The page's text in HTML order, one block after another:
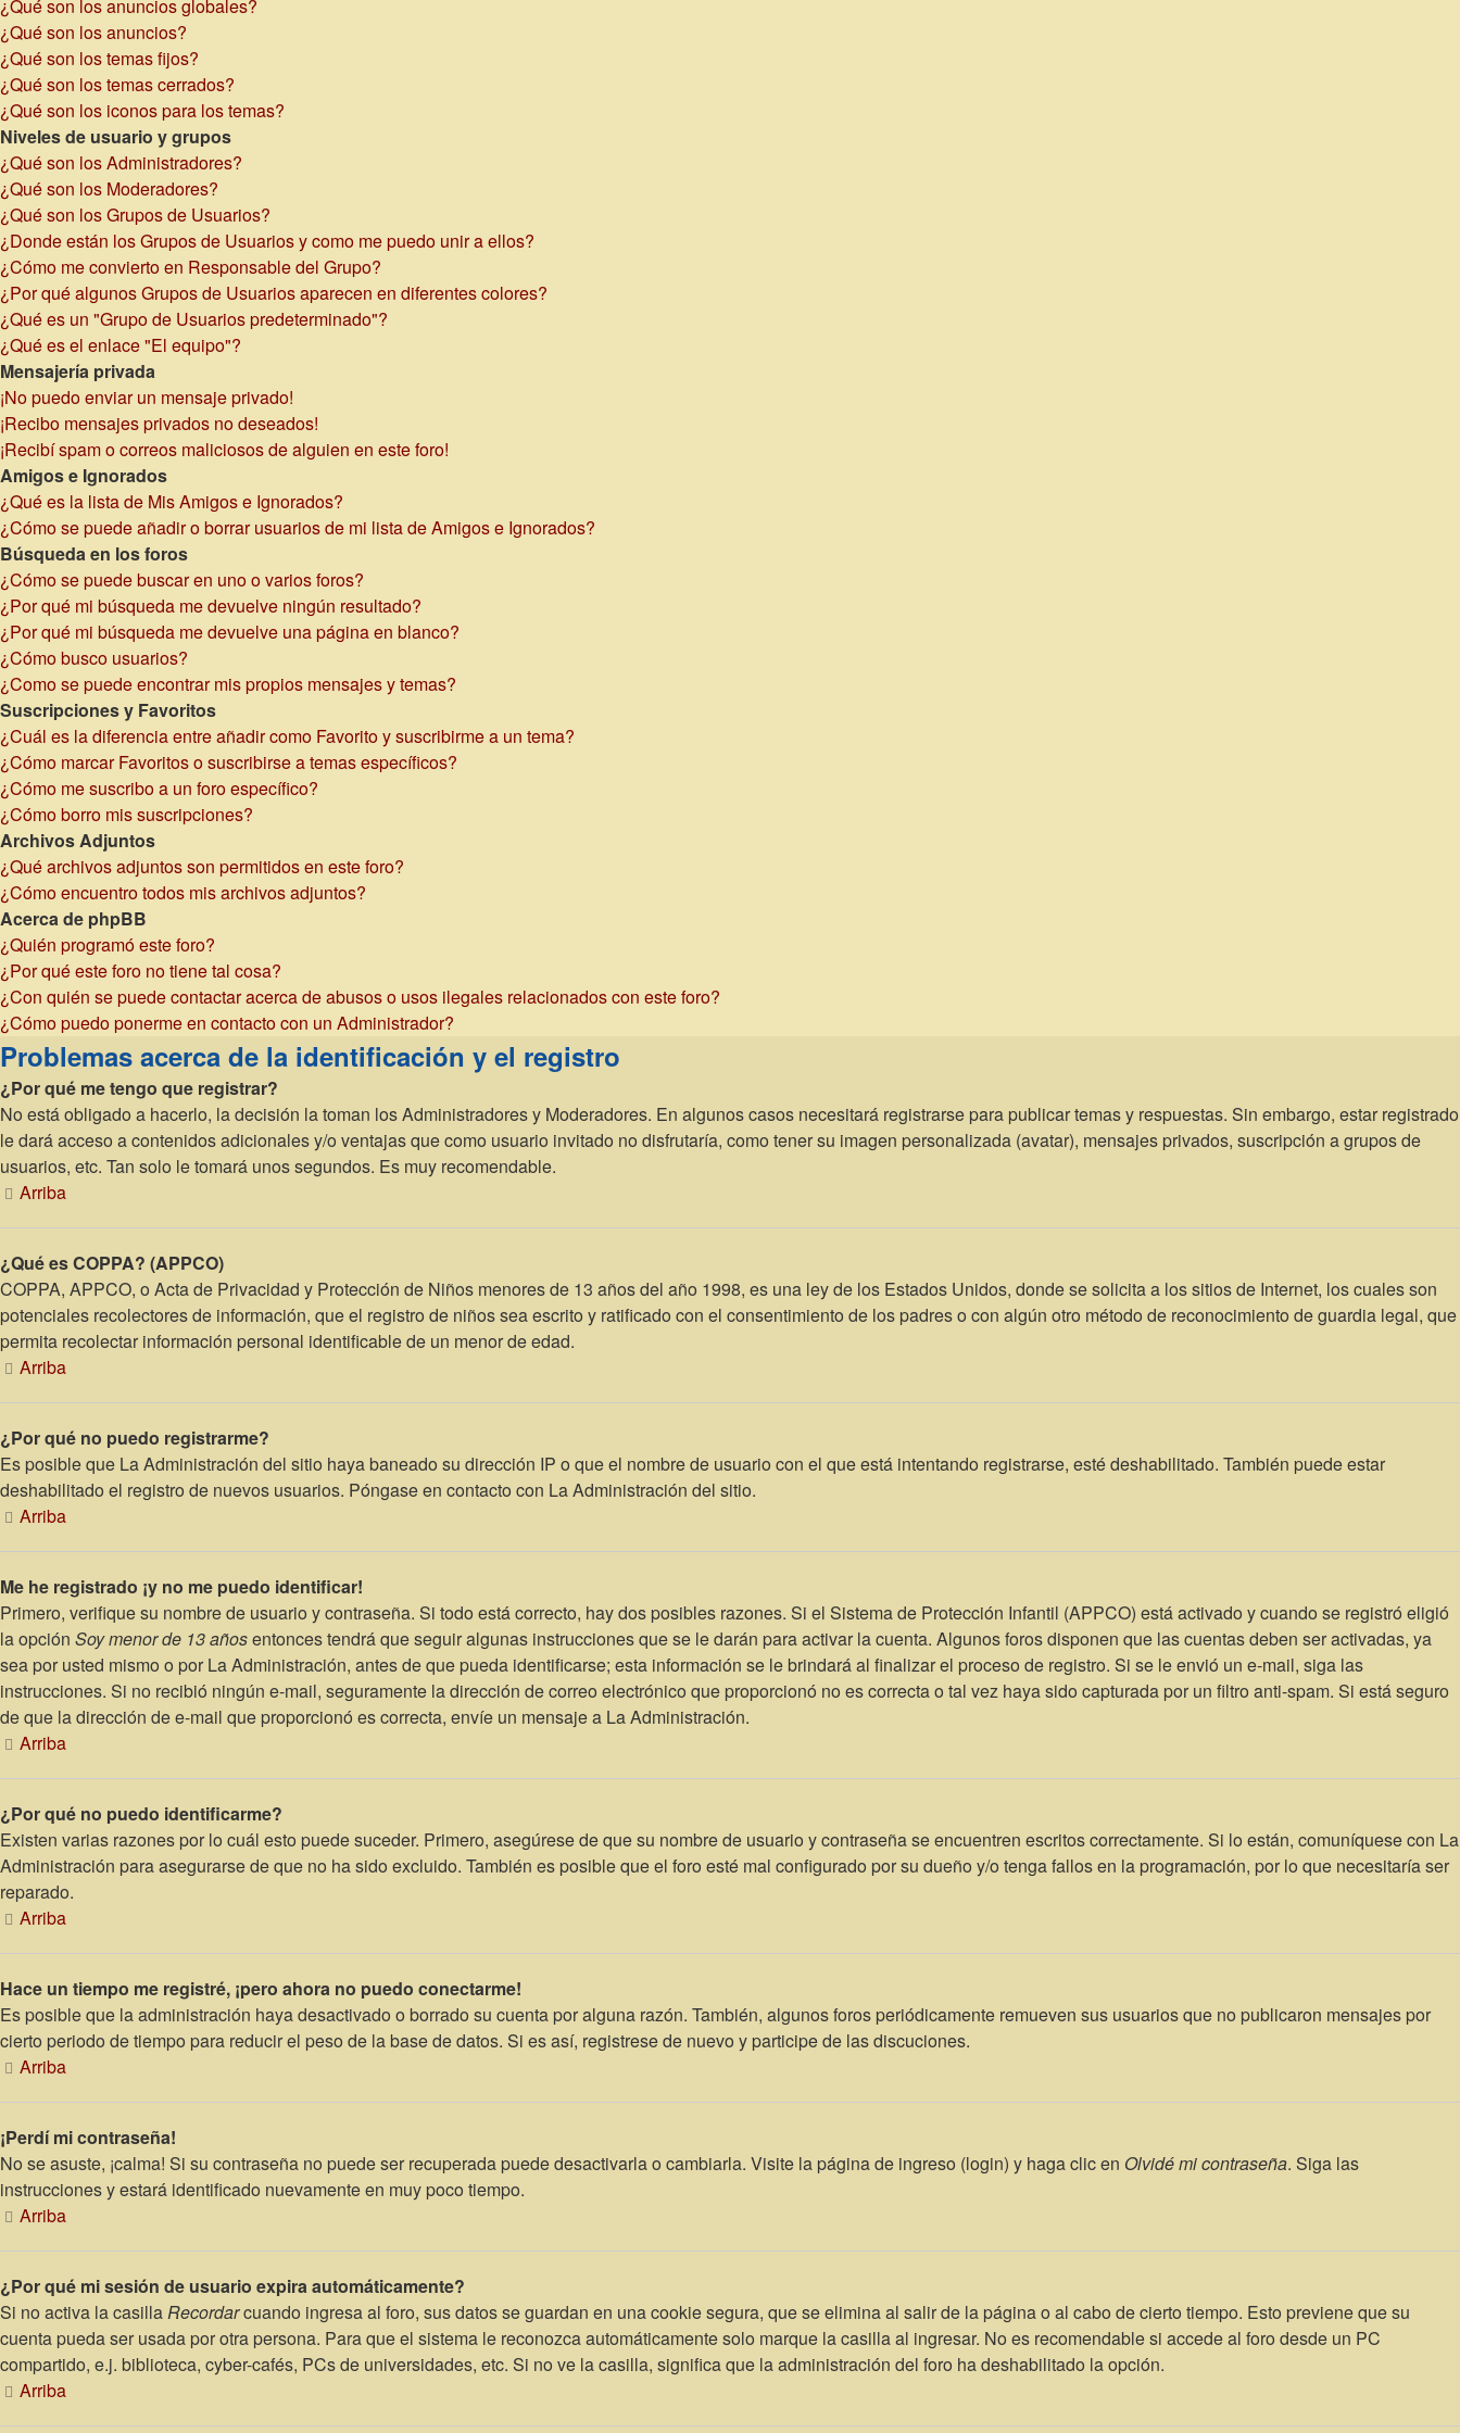
¿Qué son los anuncios globales?
¿Qué son los anuncios?
¿Qué son los temas fijos?
¿Qué son los temas cerrados?
¿Qué son los iconos para los temas?
Niveles de usuario y grupos
¿Qué son los Administradores?
¿Qué son los Moderadores?
¿Qué son los Grupos de Usuarios?
¿Donde están los Grupos de Usuarios y como me puedo unir a ellos?
¿Cómo me convierto en Responsable del Grupo?
¿Por qué algunos Grupos de Usuarios aparecen en diferentes colores?
¿Qué es un "Grupo de Usuarios predeterminado"?
¿Qué es el enlace "El equipo"?
Mensajería privada
¡No puedo enviar un mensaje privado!
¡Recibo mensajes privados no deseados!
¡Recibí spam o correos maliciosos de alguien en este foro!
Amigos e Ignorados
¿Qué es la lista de Mis Amigos e Ignorados?
¿Cómo se puede añadir o borrar usuarios de mi lista de Amigos e Ignorados?
Búsqueda en los foros
¿Cómo se puede buscar en uno o varios foros?
¿Por qué mi búsqueda me devuelve ningún resultado?
¿Por qué mi búsqueda me devuelve una página en blanco?
¿Cómo busco usuarios?
¿Como se puede encontrar mis propios mensajes y temas?
Suscripciones y Favoritos
¿Cuál es la diferencia entre añadir como Favorito y suscribirme a un tema?
¿Cómo marcar Favoritos o suscribirse a temas específicos?
¿Cómo me suscribo a un foro específico?
¿Cómo borro mis suscripciones?
Archivos Adjuntos
¿Qué archivos adjuntos son permitidos en este foro?
¿Cómo encuentro todos mis archivos adjuntos?
Acerca de phpBB
¿Quién programó este foro?
¿Por qué este foro no tiene tal cosa?
¿Con quién se puede contactar acerca de abusos o usos ilegales relacionados con este foro?
¿Cómo puedo ponerme en contacto con un Administrador?
Problemas acerca de la identificación y el registro
¿Por qué me tengo que registrar?
No está obligado a hacerlo, la decisión la toman los Administradores y Moderadores. En algunos casos necesitará registrarse para publicar temas y respuestas. Sin embargo, estar registrado
le dará acceso a contenidos adicionales y/o ventajas que como usuario invitado no disfrutaría, como tener su imagen personalizada (avatar), mensajes privados, suscripción a grupos de
usuarios, etc. Tan solo le tomará unos segundos. Es muy recomendable.
Arriba
¿Qué es COPPA? (APPCO)
COPPA, APPCO, o Acta de Privacidad y Protección de Niños menores de 13 años del año 1998, es una ley de los Estados Unidos, donde se solicita a los sitios de Internet, los cuales son
potenciales recolectores de información, que el registro de niños sea escrito y ratificado con el consentimiento de los padres o con algún otro método de reconocimiento de guardia legal, que
permita recolectar información personal identificable de un menor de edad.
Arriba
¿Por qué no puedo registrarme?
Es posible que La Administración del sitio haya baneado su dirección IP o que el nombre de usuario con el que está intentando registrarse, esté deshabilitado. También puede estar
deshabilitado el registro de nuevos usuarios. Póngase en contacto con La Administración del sitio.
Arriba
Me he registrado ¡y no me puedo identificar!
Primero, verifique su nombre de usuario y contraseña. Si todo está correcto, hay dos posibles razones. Si el Sistema de Protección Infantil (APPCO) está activado y cuando se registró eligió
la opción Soy menor de 13 añosentonces tendrá que seguir algunas instrucciones que se le darán para activar la cuenta. Algunos foros disponen que las cuentas deben ser activadas, ya
sea por usted mismo o por La Administración, antes de que pueda identificarse; esta información se le brindará al finalizar el proceso de registro. Si se le envió un e-mail, siga las
instrucciones. Si no recibió ningún e-mail, seguramente la dirección de correo electrónico que proporcionó no es correcta o tal vez haya sido capturada por un filtro anti-spam. Si está seguro
de que la dirección de e-mail que proporcionó es correcta, envíe un mensaje a La Administración.
Arriba
¿Por qué no puedo identificarme?
Existen varias razones por lo cuál esto puede suceder. Primero, asegúrese de que su nombre de usuario y contraseña se encuentren escritos correctamente. Si lo están, comuníquese con La
Administración para asegurarse de que no ha sido excluido. También es posible que el foro esté mal configurado por su dueño y/o tenga fallos en la programación, por lo que necesitaría ser
reparado.
Arriba
Hace un tiempo me registré, ¡pero ahora no puedo conectarme!
Es posible que la administración haya desactivado o borrado su cuenta por alguna razón. También, algunos foros periódicamente remueven sus usuarios que no publicaron mensajes por
cierto periodo de tiempo para reducir el peso de la base de datos. Si es así, registrese de nuevo y participe de las discuciones.
Arriba
¡Perdí mi contraseña!
No se asuste, ¡calma! Si su contraseña no puede ser recuperada puede desactivarla o cambiarla. Visite la página de ingreso (login) y haga clic en Olvidé mi contraseña. Siga las
instrucciones y estará identificado nuevamente en muy poco tiempo.
Arriba
¿Por qué mi sesión de usuario expira automáticamente?
Si no activa la casillaRecordarcuando ingresa al foro, sus datos se guardan en una cookie segura, que se elimina al salir de la página o al cabo de cierto tiempo. Esto previene que su
cuenta pueda ser usada por otra persona. Para que el sistema le reconozca automáticamente solo marque la casilla al ingresar. No es recomendable si accede al foro desde un PC
compartido, e.j. biblioteca, cyber-cafés, PCs de universidades, etc. Si no ve la casilla, significa que la administración del foro ha deshabilitado la opción.
Arriba